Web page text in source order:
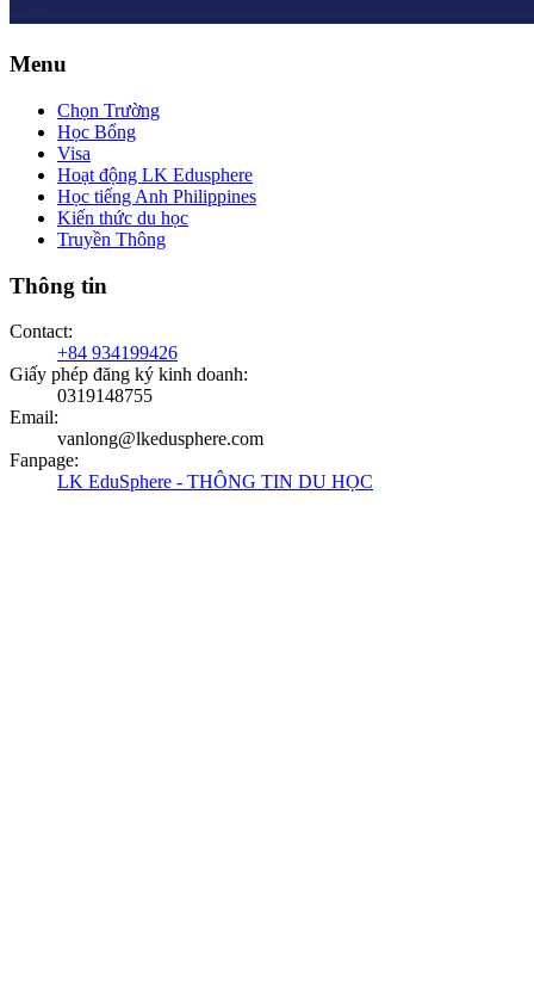
Menu
Chọn Trường
Học Bổng
Visa
Hoạt động LK Edusphere
Học tiếng Anh Philippines
Kiến thức du học
Truyền Thông
Thông tin
Contact:
+84 934199426
Giấy phép đăng ký kinh doanh:
0319148755
Email:
vanlong@lkedusphere.com
Fanpage:
LK EduSphere - THÔNG TIN DU HỌC